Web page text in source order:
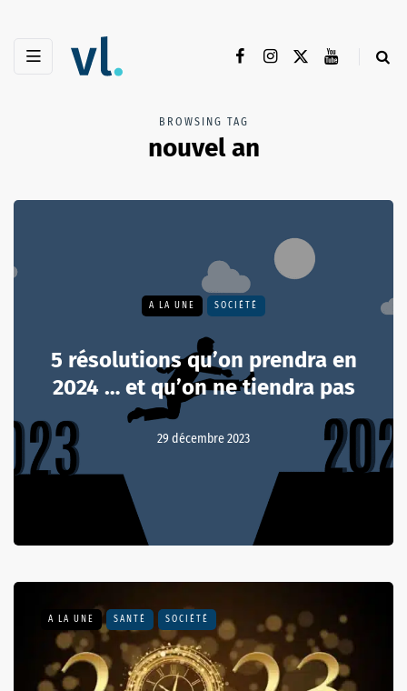
BROWSING TAG
nouvel an
A LA UNE SOCIÉTÉ
5 résolutions qu’on prendra en
2024 … et qu’on ne tiendra pas
29 décembre 2023
A LA UNE SANTÉ SOCIÉTÉ